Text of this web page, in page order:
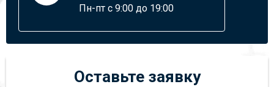
Пн-пт с 9:00 до 19:00
Оставьте заявку